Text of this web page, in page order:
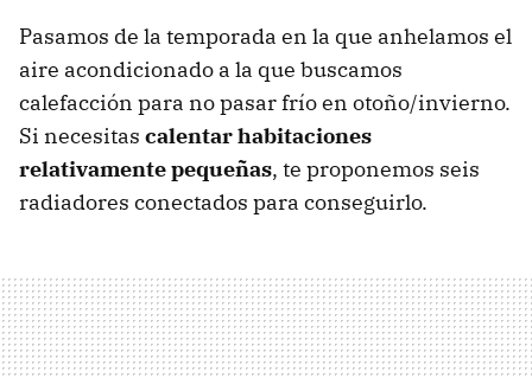
Pasamos de la temporada en la que anhelamos el
aire acondicionado a la que buscamos
calefacción para no pasar frío en otoño/invierno.
Si necesitas calentar habitaciones
relativamente pequeñas, te proponemos seis
radiadores conectados para conseguirlo.